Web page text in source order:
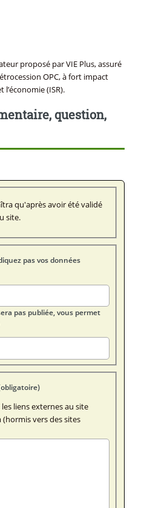
proposé par VIE Plus, assuré
OPC, à fort impact
(ISR).
question,
qu'après avoir été validé
site.
pas vos données
pas publiée, vous permet
de votre message (obligatoire)
liens externes au site
vers des sites